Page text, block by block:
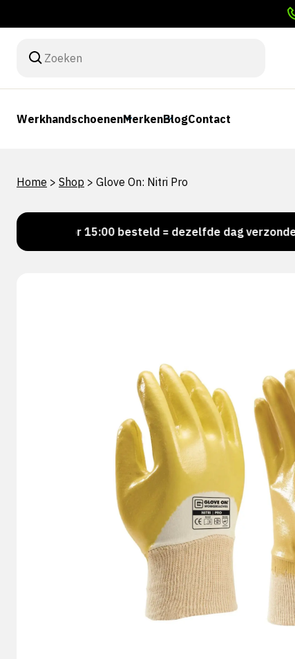
WerkhandschoenenMerkenBlogContact
Home > Shop > Glove On: Nitri Pro
Voor 15:00 besteld = dezelfde dag verzonden